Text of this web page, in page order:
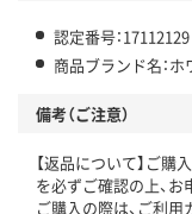
認定番号：17112129
商品ブランド名：
備考（ご注意）
【返品について】ご購
を必ずご確認の上、お
ご購入の際は、ご利用